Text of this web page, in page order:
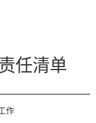
任清单
作